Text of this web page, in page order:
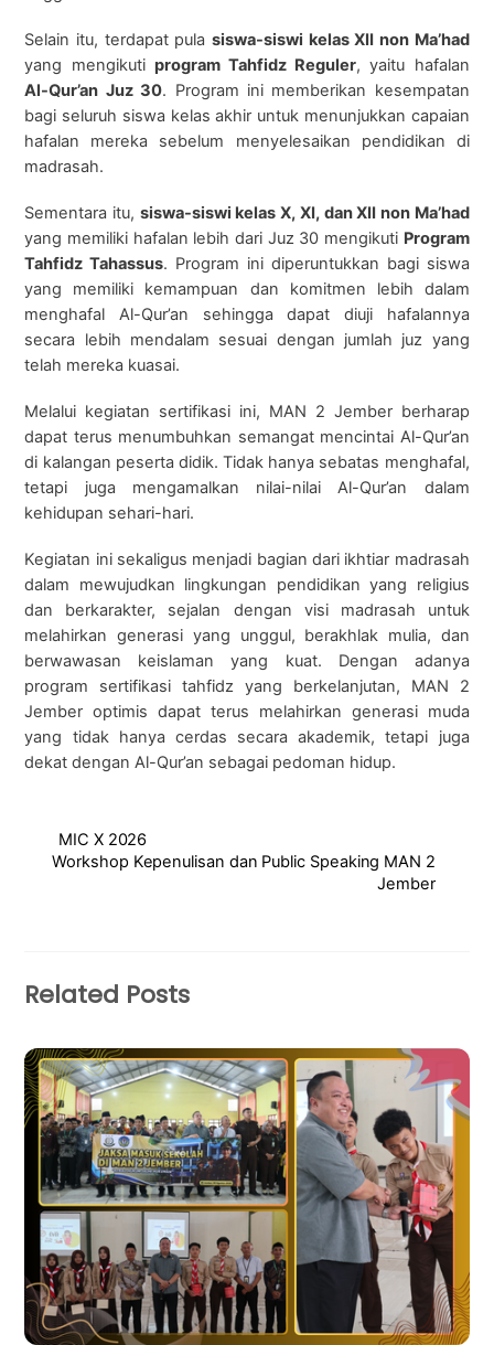
Selain itu, terdapat pula siswa-siswi kelas XII non Ma’had
yang mengikuti program Tahfidz Reguler, yaitu hafalan
Al-Qur’an Juz 30. Program ini memberikan kesempatan
bagi seluruh siswa kelas akhir untuk menunjukkan capaian
hafalan mereka sebelum menyelesaikan pendidikan di
madrasah.
Sementara itu, siswa-siswi kelas X, XI, dan XII non Ma’had
yang memiliki hafalan lebih dari Juz 30 mengikuti Program
Tahfidz Tahassus. Program ini diperuntukkan bagi siswa
yang memiliki kemampuan dan komitmen lebih dalam
menghafal Al-Qur’an sehingga dapat diuji hafalannya
secara lebih mendalam sesuai dengan jumlah juz yang
telah mereka kuasai.
Melalui kegiatan sertifikasi ini, MAN 2 Jember berharap
dapat terus menumbuhkan semangat mencintai Al-Qur’an
di kalangan peserta didik. Tidak hanya sebatas menghafal,
tetapi juga mengamalkan nilai-nilai Al-Qur’an dalam
kehidupan sehari-hari.
Kegiatan ini sekaligus menjadi bagian dari ikhtiar madrasah
dalam mewujudkan lingkungan pendidikan yang religius
dan berkarakter, sejalan dengan visi madrasah untuk
melahirkan generasi yang unggul, berakhlak mulia, dan
berwawasan keislaman yang kuat. Dengan adanya
program sertifikasi tahfidz yang berkelanjutan, MAN 2
Jember optimis dapat terus melahirkan generasi muda
yang tidak hanya cerdas secara akademik, tetapi juga
dekat dengan Al-Qur’an sebagai pedoman hidup.
MIC X 2026
Workshop Kepenulisan dan Public Speaking MAN 2
Jember
Related Posts